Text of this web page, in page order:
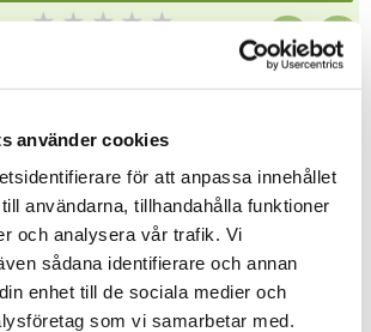
använder cookies
för att anpassa innehållet
användarna, tillhandahålla funktioner
och analysera vår trafik. Vi
sådana identifierare och annan
enhet till de sociala medier och
som vi samarbetar med.
★★★★★
EN 71. Det betyder, at bamser har
som øjne og næse, er brandhæmmende
Materialer, der kan være i bamser er:
fibre og bomuld. bamser fra Me To You